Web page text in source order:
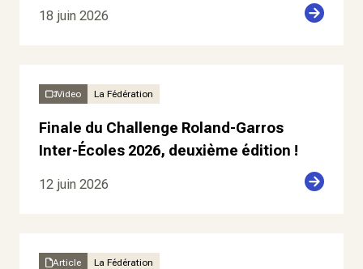
18 juin 2026
Video La Fédération
Finale du Challenge Roland-Garros
Inter-Écoles 2026, deuxième édition !
12 juin 2026
Article La Fédération